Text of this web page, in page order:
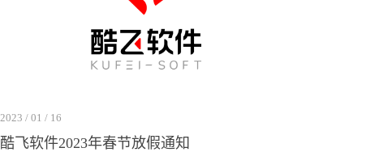
2023 / 01 / 16
酷飞软件2023年春节放假通知